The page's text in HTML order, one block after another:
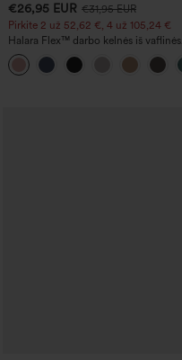
€26,95 EUR €31,95 EUR
Pirkite 2 už 52,62 €, 4 už 105,24 €
Halara Flex™ darbo kelnės iš vaflinės
medžiagos, su aukštu liemeniu,
kišenėmis ir plačiomis kojomis